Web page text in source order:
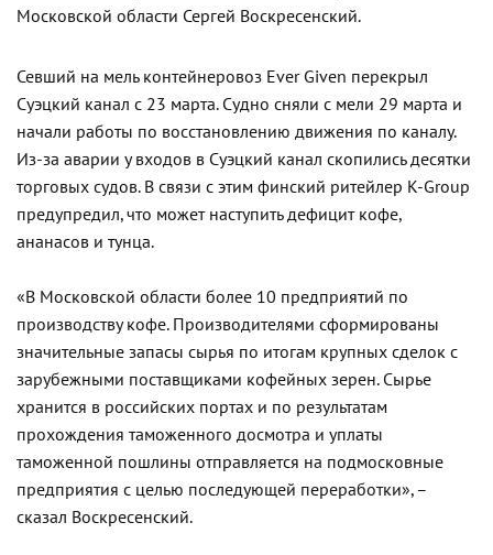
Московской области Сергей Воскресенский.
Севший на мель контейнеровоз Ever Given перекрыл
Суэцкий канал с 23 марта. Судно сняли с мели 29 марта и
начали работы по восстановлению движения по каналу.
Из-за аварии у входов в Суэцкий канал скопились десятки
торговых судов. В связи с этим финский ритейлер K-Group
предупредил, что может наступить дефицит кофе,
ананасов и тунца.
«В Московской области более 10 предприятий по
производству кофе. Производителями сформированы
значительные запасы сырья по итогам крупных сделок с
зарубежными поставщиками кофейных зерен. Сырье
хранится в российских портах и по результатам
прохождения таможенного досмотра и уплаты
таможенной пошлины отправляется на подмосковные
предприятия с целью последующей переработки», –
сказал Воскресенский.